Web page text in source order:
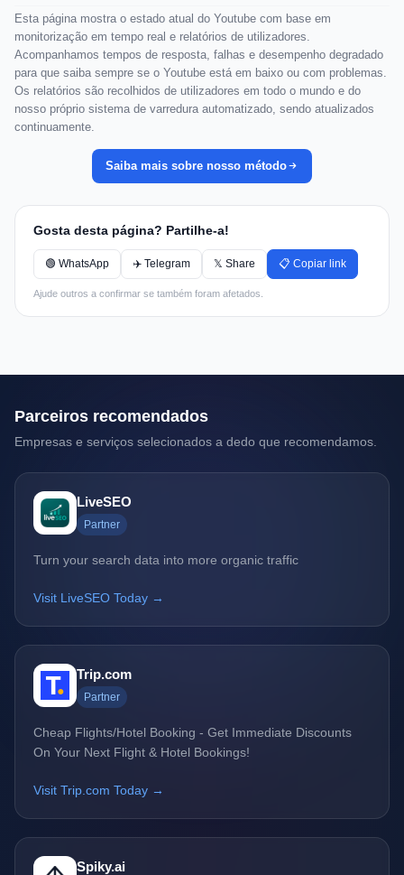
Esta página mostra o estado atual do Youtube com base em
monitorização em tempo real e relatórios de utilizadores.
Acompanhamos tempos de resposta, falhas e desempenho degradado
para que saiba sempre se o Youtube está em baixo ou com problemas.
Os relatórios são recolhidos de utilizadores em todo o mundo e do
nosso próprio sistema de varredura automatizado, sendo atualizados
continuamente.
Saiba mais sobre nosso método
Gosta desta página? Partilhe-a!
🟢 WhatsApp ✈️ Telegram 𝕏 Share 📋 Copiar link
Ajude outros a confirmar se também foram afetados.
Parceiros recomendados
Empresas e serviços selecionados a dedo que recomendamos.
LiveSEO
Partner
Turn your search data into more organic traffic
Visit LiveSEO Today →
Trip.com
Partner
Cheap Flights/Hotel Booking - Get Immediate Discounts
On Your Next Flight & Hotel Bookings!
Visit Trip.com Today →
Spiky.ai